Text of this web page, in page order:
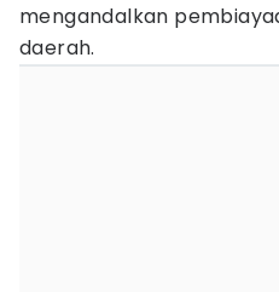
mengandalkan
daerah.